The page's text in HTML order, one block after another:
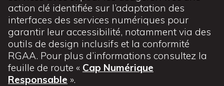
action clé identifiée sur l’adaptation des
interfaces des services numériques pour
garantir leur accessibilité, notamment via des
outils de design inclusifs et la conformité
RGAA. Pour plus d’informations consultez la
feuille de route « Cap Numérique
Responsable ».